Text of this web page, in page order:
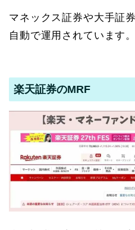
マネックス証券や大手証
自動で運用されています。
楽天証券のMRF